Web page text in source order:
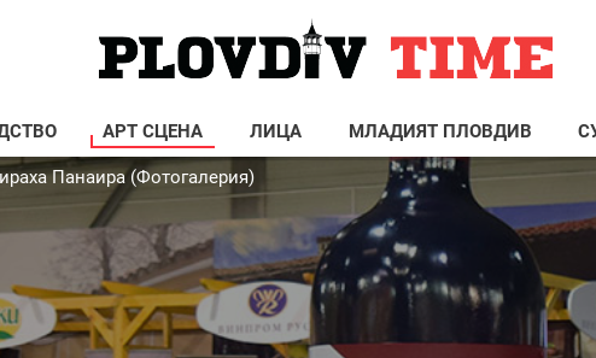
АРТ СЦЕНА ЛИЦА МЛАДИЯТ ПЛОВДИВ
Панаира (Фотогалерия)